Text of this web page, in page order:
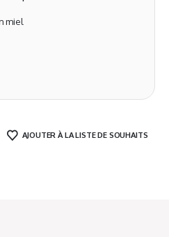
miel
AJOUTER À LA LISTE DE SOUHAITS